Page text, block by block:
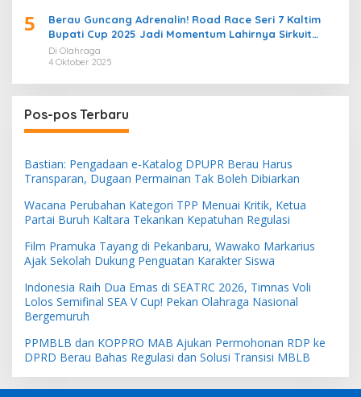
5
Berau Guncang Adrenalin! Road Race Seri 7 Kaltim
Bupati Cup 2025 Jadi Momentum Lahirnya Sirkuit
Permanen 2026
Di Olahraga
4 Oktober 2025
Pos-pos Terbaru
Bastian: Pengadaan e-Katalog DPUPR Berau Harus
Transparan, Dugaan Permainan Tak Boleh Dibiarkan
Wacana Perubahan Kategori TPP Menuai Kritik, Ketua
Partai Buruh Kaltara Tekankan Kepatuhan Regulasi
Film Pramuka Tayang di Pekanbaru, Wawako Markarius
Ajak Sekolah Dukung Penguatan Karakter Siswa
Indonesia Raih Dua Emas di SEATRC 2026, Timnas Voli
Lolos Semifinal SEA V Cup! Pekan Olahraga Nasional
Bergemuruh
PPMBLB dan KOPPRO MAB Ajukan Permohonan RDP ke
DPRD Berau Bahas Regulasi dan Solusi Transisi MBLB